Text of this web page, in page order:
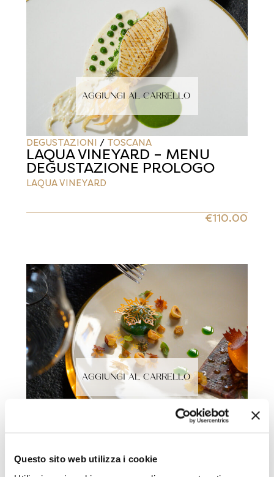
Questo sito web utilizza i cookie
AGGIUNGI AL CARRELLO
DEGUSTAZIONI / TOSCANA
LAQUA VINEYARD – MENU
DEGUSTAZIONE PROLOGO
LAQUA VINEYARD
€110.00
AGGIUNGI AL CARRELLO
CON ABBINAMENTO VINI